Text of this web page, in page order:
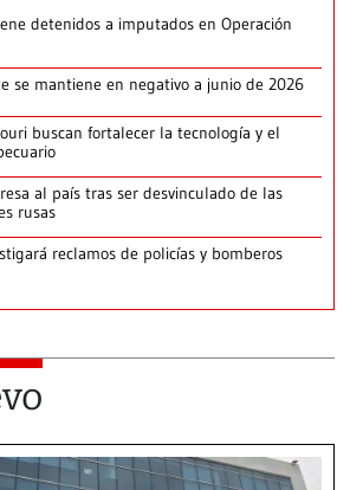
detenidos a imputados en Operación
se mantiene en negativo a junio de 2026
buscan fortalecer la tecnología y el
al país tras ser desvinculado de las
rusas
reclamos de policías y bomberos